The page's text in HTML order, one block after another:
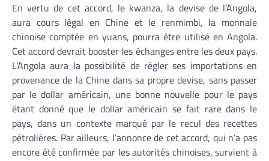
En vertu de cet accord, le kwanza, la devise de l’Angola,
aura cours légal en Chine et le renmimbi, la monnaie
chinoise comptée en yuans, pourra être utilisé en Angola.
Cet accord devrait booster les échanges entre les deux pays.
L’Angola aura la possibilité de régler ses importations en
provenance de la Chine dans sa propre devise, sans passer
par le dollar américain, une bonne nouvelle pour le pays
étant donné que le dollar américain se fait rare dans le
pays, dans un contexte marqué par le recul des recettes
pétrolières. Par ailleurs, l’annonce de cet accord, qui n’a pas
encore été confirmée par les autorités chinoises, survient à